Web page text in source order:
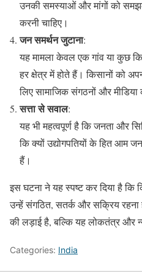
उनकी समस्याओं और मांगों को
करनी चाहिए।
जन समर्थन जुटाना:
यह मामला केवल एक गांव या कुछ
हर क्षेत्र में होते हैं। किसानों को
लिए सामाजिक संगठनों और मीडिया
सत्ता से सवाल:
यह भी महत्वपूर्ण है कि जनता और
कि क्यों उद्योगपतियों के हित आम
हैं।
इस घटना ने यह स्पष्ट कर दिया है कि
उन्हें संगठित, सतर्क और सक्रिय
की लड़ाई है, बल्कि यह लोकतंत्र और
Categories: India